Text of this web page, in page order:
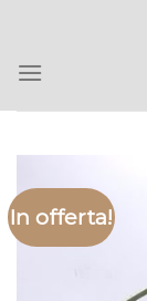
contenuti
In offerta!